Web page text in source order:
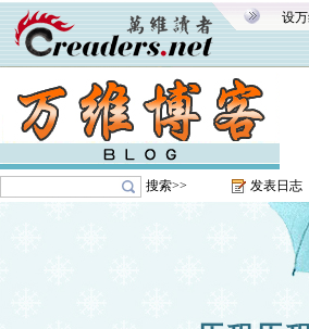
设
搜索>> 发表日志